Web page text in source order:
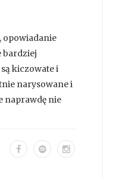
opowiadanie
bardziej
kiczowate i
narysowane i
naprawdę nie